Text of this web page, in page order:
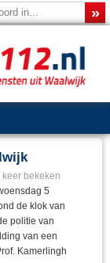
keer bekeken
5
de klok van
politie van
van een
Kamerlingh